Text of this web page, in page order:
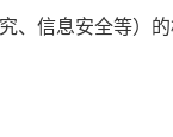
信息安全等）的